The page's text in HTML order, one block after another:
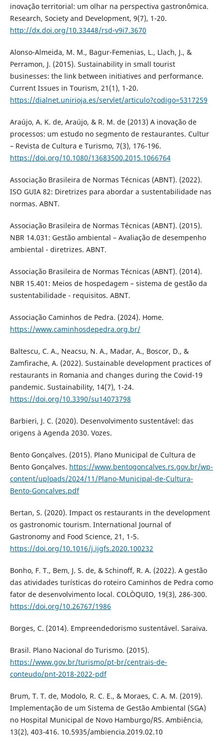
inovação territorial: um olhar na perspectiva gastronômica.
Research, Society and Development, 9(7), 1-20.
http://dx.doi.org/10.33448/rsd-v9i7.3670
Alonso-Almeida, M. M., Bagur-Femenias, L., Llach, J., &
Perramon, J. (2015). Sustainability in small tourist
businesses: the link between initiatives and performance.
Current Issues in Tourism, 21(1), 1-20.
https://dialnet.unirioja.es/servlet/articulo?codigo=5317259
Araújo, A. K. de, Araújo, & R. M. de (2013) A inovação de
processos: um estudo no segmento de restaurantes. Cultur
– Revista de Cultura e Turismo, 7(3), 176-196.
https://doi.org/10.1080/13683500.2015.1066764
Associação Brasileira de Normas Técnicas (ABNT). (2022).
ISO GUIA 82: Diretrizes para abordar a sustentabilidade nas
normas. ABNT.
Associação Brasileira de Normas Técnicas (ABNT). (2015).
NBR 14.031: Gestão ambiental – Avaliação de desempenho
ambiental - diretrizes. ABNT.
Associação Brasileira de Normas Técnicas (ABNT). (2014).
NBR 15.401: Meios de hospedagem – sistema de gestão da
sustentabilidade - requisitos. ABNT.
Associação Caminhos de Pedra. (2024). Home.
https://www.caminhosdepedra.org.br/
Baltescu, C. A., Neacsu, N. A., Madar, A., Boscor, D., &
Zamfirache, A. (2022). Sustainable development practices of
restaurants in Romania and changes during the Covid-19
pandemic. Sustainability, 14(7), 1-24.
https://doi.org/10.3390/su14073798
Barbieri, J. C. (2020). Desenvolvimento sustentável: das
origens à Agenda 2030. Vozes.
Bento Gonçalves. (2015). Plano Municipal de Cultura de
Bento Gonçalves. https://www.bentogoncalves.rs.gov.br/wp-
content/uploads/2024/11/Plano-Municipal-de-Cultura-
Bento-Goncalves.pdf
Bertan, S. (2020). Impact os restaurants in the development
os gastronomic tourism. International Journal of
Gastronomy and Food Science, 21, 1-5.
https://doi.org/10.1016/j.ijgfs.2020.100232
Bonho, F. T., Bem, J. S. de, & Schinoff, R. A. (2022). A gestão
das atividades turísticas do roteiro Caminhos de Pedra como
fator de desenvolvimento local. COLÒQUIO, 19(3), 286-300.
https://doi.org/10.26767/1986
Borges, C. (2014). Empreendedorismo sustentável. Saraiva.
Brasil. Plano Nacional do Turismo. (2015).
https://www.gov.br/turismo/pt-br/centrais-de-
conteudo/pnt-2018-2022-pdf
Brum, T. T. de, Modolo, R. C. E., & Moraes, C. A. M. (2019).
Implementação de um Sistema de Gestão Ambiental (SGA)
no Hospital Municipal de Novo Hamburgo/RS. Ambiência,
13(2), 403-416. 10.5935/ambiencia.2019.02.10